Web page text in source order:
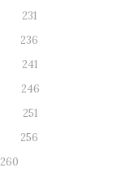
231
236
241
246
251
256
260